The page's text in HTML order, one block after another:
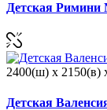
Детская Римини
2400(ш) x 2150(в)
Детская